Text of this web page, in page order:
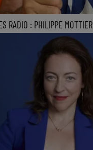
RADIO : PHILIPPE MOTTIER